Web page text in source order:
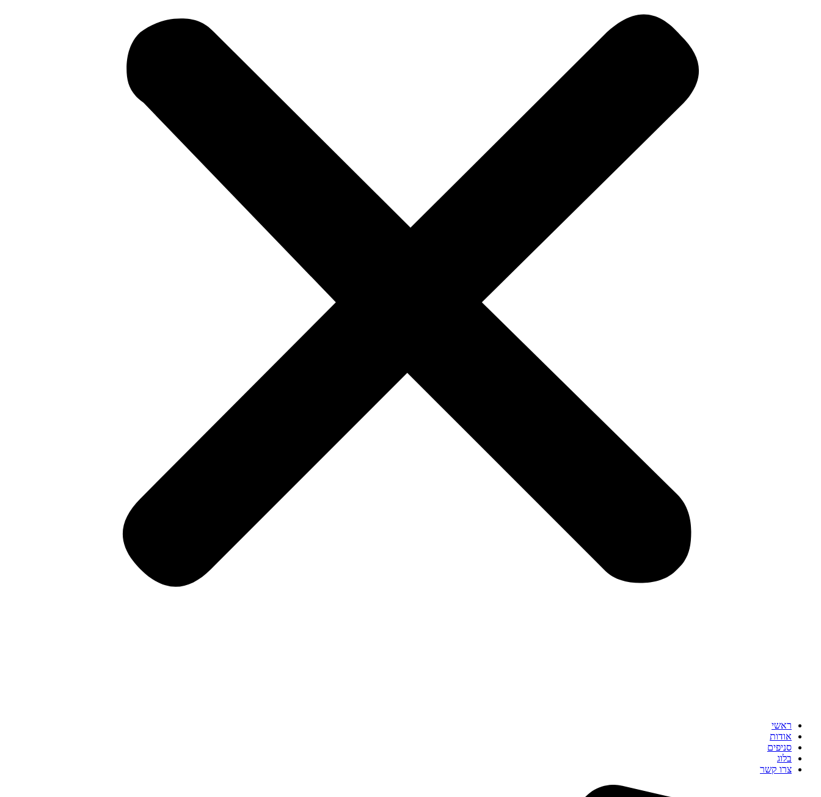
ראשי
אודות
סניפים
בלוג
צרו קשר